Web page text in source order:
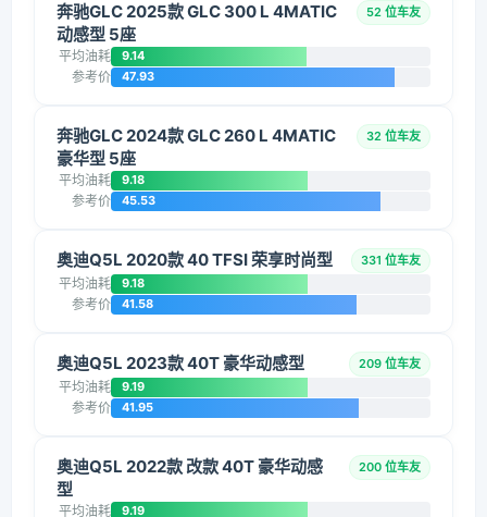
奔驰GLC 2025款 GLC 300 L 4MATIC
动感型 5座
52 位车友
平均油耗 9.14
参考价 47.93
奔驰GLC 2024款 GLC 260 L 4MATIC
豪华型 5座
32 位车友
平均油耗 9.18
参考价 45.53
奥迪Q5L 2020款 40 TFSI 荣享时尚型 331 位车友
平均油耗 9.18
参考价 41.58
奥迪Q5L 2023款 40T 豪华动感型 209 位车友
平均油耗 9.19
参考价 41.95
奥迪Q5L 2022款 改款 40T 豪华动感
型
200 位车友
平均油耗 9.19